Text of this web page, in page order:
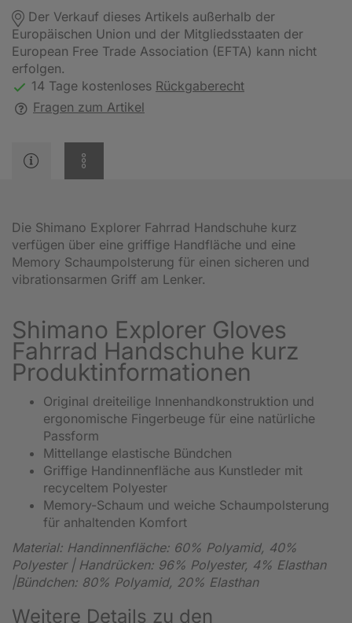
Der Verkauf dieses Artikels außerhalb der
Europäischen Union und der Mitgliedsstaaten der
European Free Trade Association (EFTA) kann nicht
erfolgen.
14 Tage kostenloses Rückgaberecht
Fragen zum Artikel
Die Shimano Explorer Fahrrad Handschuhe kurz
verfügen über eine griffige Handfläche und eine
Memory Schaumpolsterung für einen sicheren und
vibrationsarmen Griff am Lenker.
Shimano Explorer Gloves
Fahrrad Handschuhe kurz
Produktinformationen
Original dreiteilige Innenhandkonstruktion und
ergonomische Fingerbeuge für eine natürliche
Passform
Mittellange elastische Bündchen
Griffige Handinnenfläche aus Kunstleder mit
recyceltem Polyester
Memory-Schaum und weiche Schaumpolsterung
für anhaltenden Komfort
Material: Handinnenfläche: 60% Polyamid, 40%
Polyester | Handrücken: 96% Polyester, 4% Elasthan
|Bündchen: 80% Polyamid, 20% Elasthan
Weitere Details zu den